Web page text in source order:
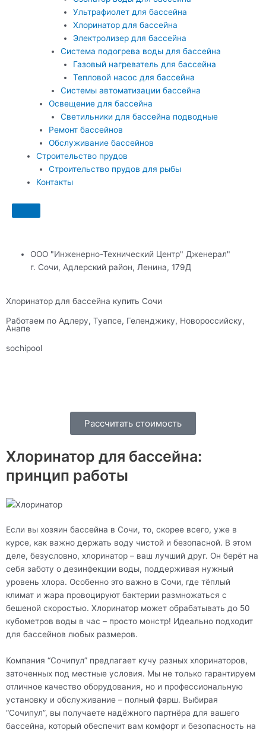
Ультрафиолет для бассейна
Хлоринатор для бассейна
Электролизер для бассейна
Система подогрева воды для бассейна
Газовый нагреватель для бассейна
Тепловой насос для бассейна
Системы автоматизации бассейна
Освещение для бассейна
Светильники для бассейна подводные
Ремонт бассейнов
Обслуживание бассейнов
Строительство прудов
Строительство прудов для рыбы
Контакты
ООО "Инженерно-Технический Центр" Дженерал"
г. Сочи, Адлерский район, Ленина, 179Д
Хлоринатор для бассейна купить Сочи
Работаем по Адлеру, Туапсе, Геленджику, Новороссийску,
Анапе
sochipool
Рассчитать стоимость
Хлоринатор для бассейна:
принцип работы
Если вы хозяин бассейна в Сочи, то, скорее всего, уже в
курсе, как важно держать воду чистой и безопасной. В этом
деле, безусловно, хлоринатор – ваш лучший друг. Он берёт на
себя заботу о дезинфекции воды, поддерживая нужный
уровень хлора. Особенно это важно в Сочи, где тёплый
климат и жара провоцируют бактерии размножаться с
бешеной скоростью. Хлоринатор может обрабатывать до 50
кубометров воды в час – просто монстр! Идеально подходит
для бассейнов любых размеров.
Компания “Сочипул” предлагает кучу разных хлоринаторов,
заточенных под местные условия. Мы не только гарантируем
отличное качество оборудования, но и профессиональную
установку и обслуживание – полный фарш. Выбирая
“Сочипул”, вы получаете надёжного партнёра для вашего
бассейна, который обеспечит вам комфорт и безопасность на